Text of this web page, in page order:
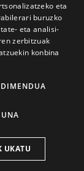
mar. 1a
eta
buruzko
eta analisi-
zerbitzuak
konbina
UKATU